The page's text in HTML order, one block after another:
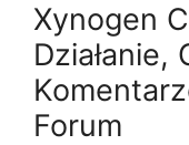
Xynogen
Działanie,
Forum